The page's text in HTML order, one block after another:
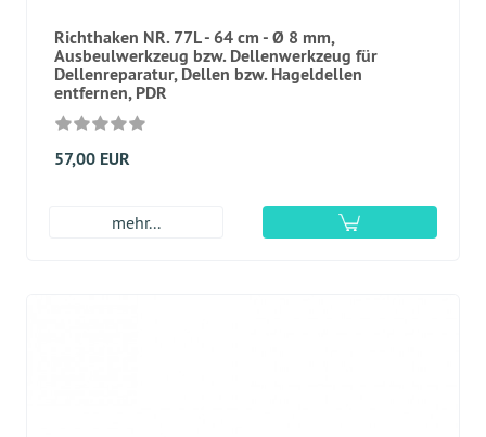
Richthaken NR. 77L - 64 cm - Ø 8 mm,
Ausbeulwerkzeug bzw. Dellenwerkzeug für
Dellenreparatur, Dellen bzw. Hageldellen
entfernen, PDR
57,00 EUR
mehr...